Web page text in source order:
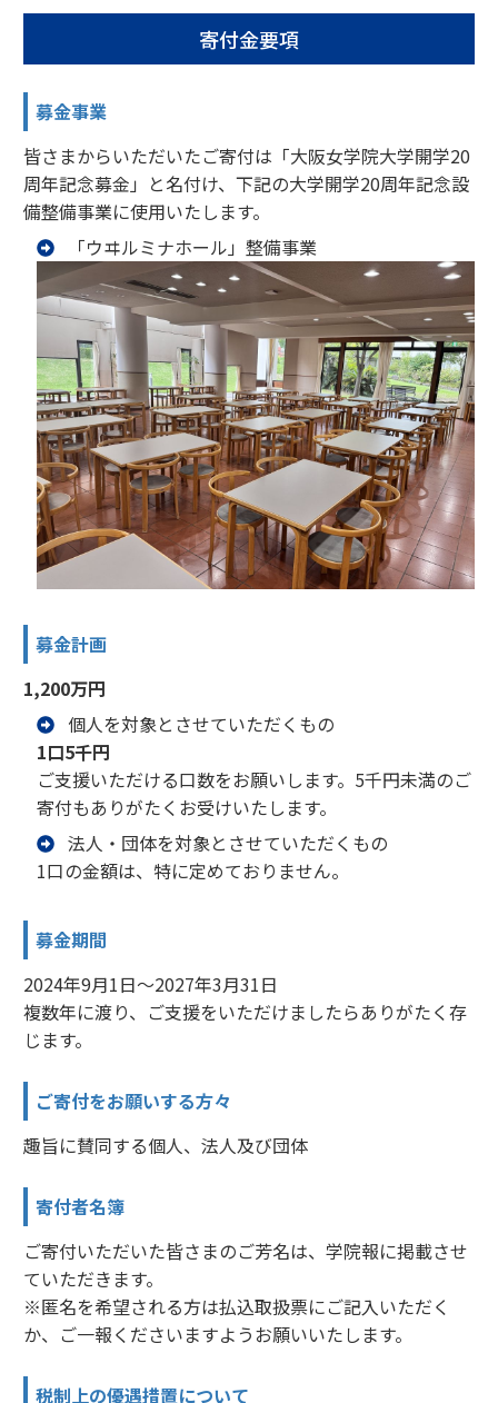
寄付金要項
募金事業
皆さまからいただいたご寄付は「大阪女学院大学開学20
周年記念募金」と名付け、下記の大学開学20周年記念設
備整備事業に使用いたします。
「ウヰルミナホール」整備事業
募金計画
1,200万円
個人を対象とさせていただくもの
1口5千円
ご支援いただける口数をお願いします。5千円未満のご
寄付もありがたくお受けいたします。
法人・団体を対象とさせていただくもの
1口の金額は、特に定めておりません。
募金期間
2024年9月1日～2027年3月31日
複数年に渡り、ご支援をいただけましたらありがたく存
じます。
ご寄付をお願いする方々
趣旨に賛同する個人、法人及び団体
寄付者名簿
ご寄付いただいた皆さまのご芳名は、学院報に掲載させ
ていただきます。
※匿名を希望される方は払込取扱票にご記入いただく
か、ご一報くださいますようお願いいたします。
税制上の優遇措置について